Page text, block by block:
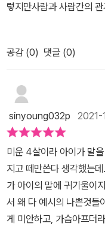
때 부모가 해서는 안 되는
안 되는 일을 “노력이 부
힘을 당했을 때 “네가 약
도움을 요청했을 때 스스
기를 키워주고 싶다면 다
면 할 수 있어. 엄마 아빠
무엇을 가장 중요하게 여
아이로 키우고 싶은지, 아
주위 사람들이 조언을 해
세요. 상대방의 기대에 부
의 아이를 어떻게 키울지
렇지만사람과 사람간의
나 육아서를 읽고나면 항
데 이 와중에 답을 찾으려
게 육아인데 말이죠(딱 나
그저 이과생)--8살 아들
이것도 못하고 있으니 다
의 자세를 가져봐야겠어
빚추어보면그렇지 못한
귀 기울이고 조곤조곤 말
공감 (0) 댓글 (0)
sinyoung032p 2021-
미운 4살이라 아이가 말
지고 떼만쓴다 생각했는
가 아이의 말에 귀기울이
서 왜 다 예시의 나쁜것들
게 미안하고, 가슴아프더